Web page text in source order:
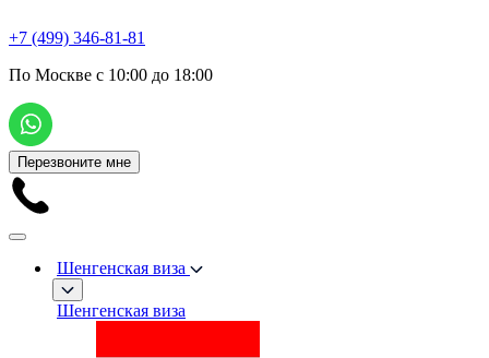
+7 (499) 346-81-81
По Москве с 10:00 до 18:00
Перезвоните мне
Шенгенская виза
Шенгенская виза